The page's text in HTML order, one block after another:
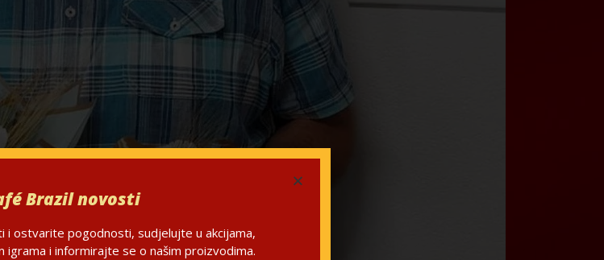
Brazil novosti
i ostvarite pogodnosti, sudjelujte u akcijama,
igrama i informirajte se o našim proizvodima.